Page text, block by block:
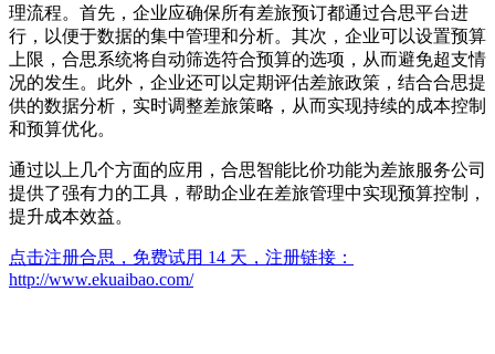
理流程。首先，企业应确保所有差旅预订都通过合思平台进
行，以便于数据的集中管理和分析。其次，企业可以设置预算
上限，合思系统将自动筛选符合预算的选项，从而避免超支情
况的发生。此外，企业还可以定期评估差旅政策，结合合思提
供的数据分析，实时调整差旅策略，从而实现持续的成本控制
和预算优化。
通过以上几个方面的应用，合思智能比价功能为差旅服务公司
提供了强有力的工具，帮助企业在差旅管理中实现预算控制，
提升成本效益。
点击注册合思，免费试用 14 天，注册链接：
http://www.ekuaibao.com/